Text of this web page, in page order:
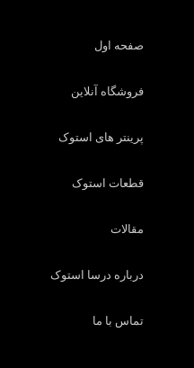
صفحه اول
فروشگاه آنلاین
پرینتر های استوک
قطعات استوک
مقالات
درباره درسا استوک
تماس با ما